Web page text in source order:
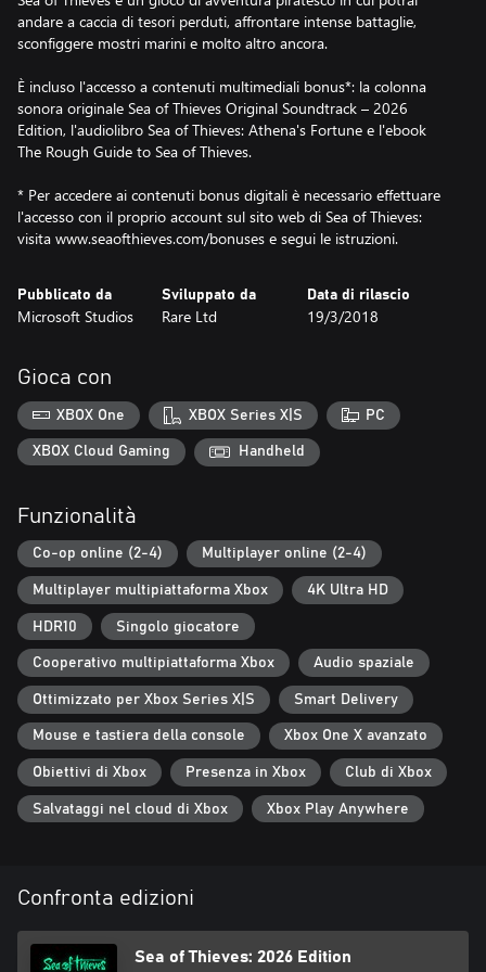
andare a caccia di tesori perduti, affrontare intense battaglie,
sconfiggere mostri marini e molto altro ancora.
È incluso l'accesso a contenuti multimediali bonus*: la colonna
sonora originale Sea of Thieves Original Soundtrack – 2026
Edition, l'audiolibro Sea of Thieves: Athena's Fortune e l'ebook
The Rough Guide to Sea of Thieves.
* Per accedere ai contenuti bonus digitali è necessario effettuare
l'accesso con il proprio account sul sito web di Sea of Thieves:
visita www.seaofthieves.com/bonuses e segui le istruzioni.
Pubblicato da
Microsoft Studios
Sviluppato da
Rare Ltd
Data di rilascio
19/3/2018
Gioca con
XBOX One XBOX Series X|S PC
XBOX Cloud Gaming Handheld
Funzionalità
Co-op online (2-4) Multiplayer online (2-4)
Multiplayer multipiattaforma Xbox 4K Ultra HD
HDR10 Singolo giocatore
Cooperativo multipiattaforma Xbox Audio spaziale
Ottimizzato per Xbox Series X|S Smart Delivery
Mouse e tastiera della console Xbox One X avanzato
Obiettivi di Xbox Presenza in Xbox Club di Xbox
Salvataggi nel cloud di Xbox Xbox Play Anywhere
Confronta edizioni
Sea of Thieves: 2026 Edition